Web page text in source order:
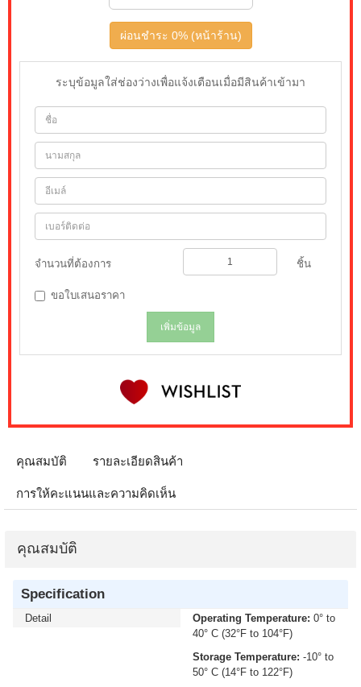
ผ่อนชำระ 0% (หน้าร้าน)
ระบุข้อมูลใส่ช่องว่างเพื่อแจ้งเตือนเมื่อมีสินค้าเข้ามา
จำนวนที่ต้องการ ชิ้น
ขอใบเสนอราคา
เพิ่มข้อมูล
คุณสมบัติ รายละเอียดสินค้า
การให้คะแนนและความคิดเห็น
คุณสมบัติ
Specification
Detail Operating Temperature: 0° to
40° C (32°F to 104°F)
Storage Temperature: -10° to
50° C (14°F to 122°F)